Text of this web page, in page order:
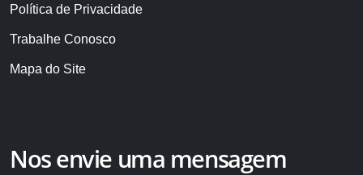
Política de Privacidade
Trabalhe Conosco
Mapa do Site
Nos envie uma mensagem